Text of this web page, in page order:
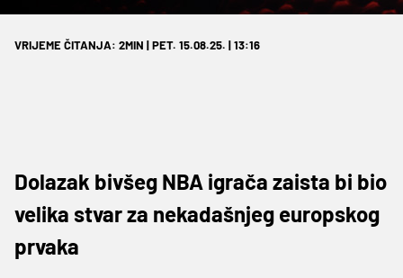
VRIJEME ČITANJA: 2MIN | PET. 15.08.25. | 13:16
Dolazak bivšeg NBA igrača zaista bi bio
velika stvar za nekadašnjeg europskog
prvaka